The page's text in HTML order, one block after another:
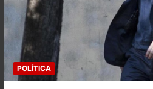
POLÍTICA